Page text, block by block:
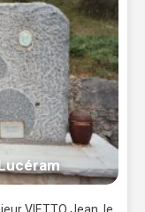
VIETTO Jean, le